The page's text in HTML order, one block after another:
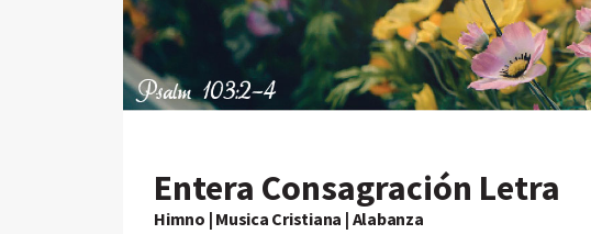
Entera Consagración Letra
Himno | Musica Cristiana | Alabanza